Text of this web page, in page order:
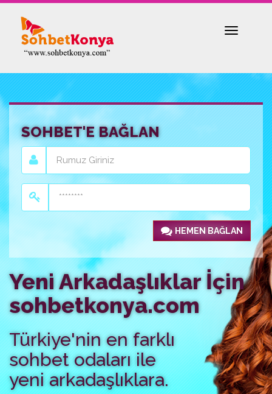
Toggle
SOHBET'E BAĞLAN
HEMEN BAĞLAN
Yeni Arkadaşlıklar İçin
sohbetkonya.com
Türkiye'nin en farklı
sohbet odaları ile
yeni arkadaşlıklara.